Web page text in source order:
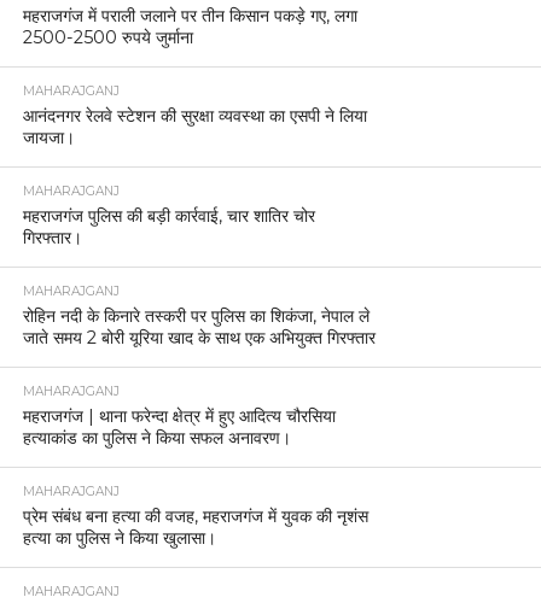
महराजगंज में पराली जलाने पर तीन किसान पकड़े गए, लगा
2500-2500 रुपये जुर्माना
MAHARAJGANJ
आनंदनगर रेलवे स्टेशन की सुरक्षा व्यवस्था का एसपी ने लिया
जायजा।
MAHARAJGANJ
महराजगंज पुलिस की बड़ी कार्रवाई, चार शातिर चोर
गिरफ्तार।
MAHARAJGANJ
रोहिन नदी के किनारे तस्करी पर पुलिस का शिकंजा, नेपाल ले
जाते समय 2 बोरी यूरिया खाद के साथ एक अभियुक्त गिरफ्तार
MAHARAJGANJ
महराजगंज | थाना फरेन्दा क्षेत्र में हुए आदित्य चौरसिया
हत्याकांड का पुलिस ने किया सफल अनावरण।
MAHARAJGANJ
प्रेम संबंध बना हत्या की वजह, महराजगंज में युवक की नृशंस
हत्या का पुलिस ने किया खुलासा।
MAHARAJGANJ